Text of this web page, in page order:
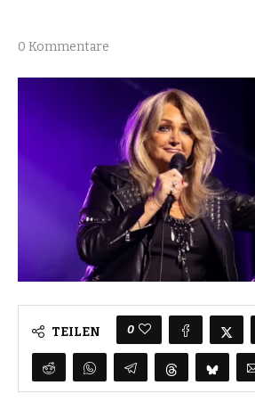
0 Kommentare
TEILEN 0